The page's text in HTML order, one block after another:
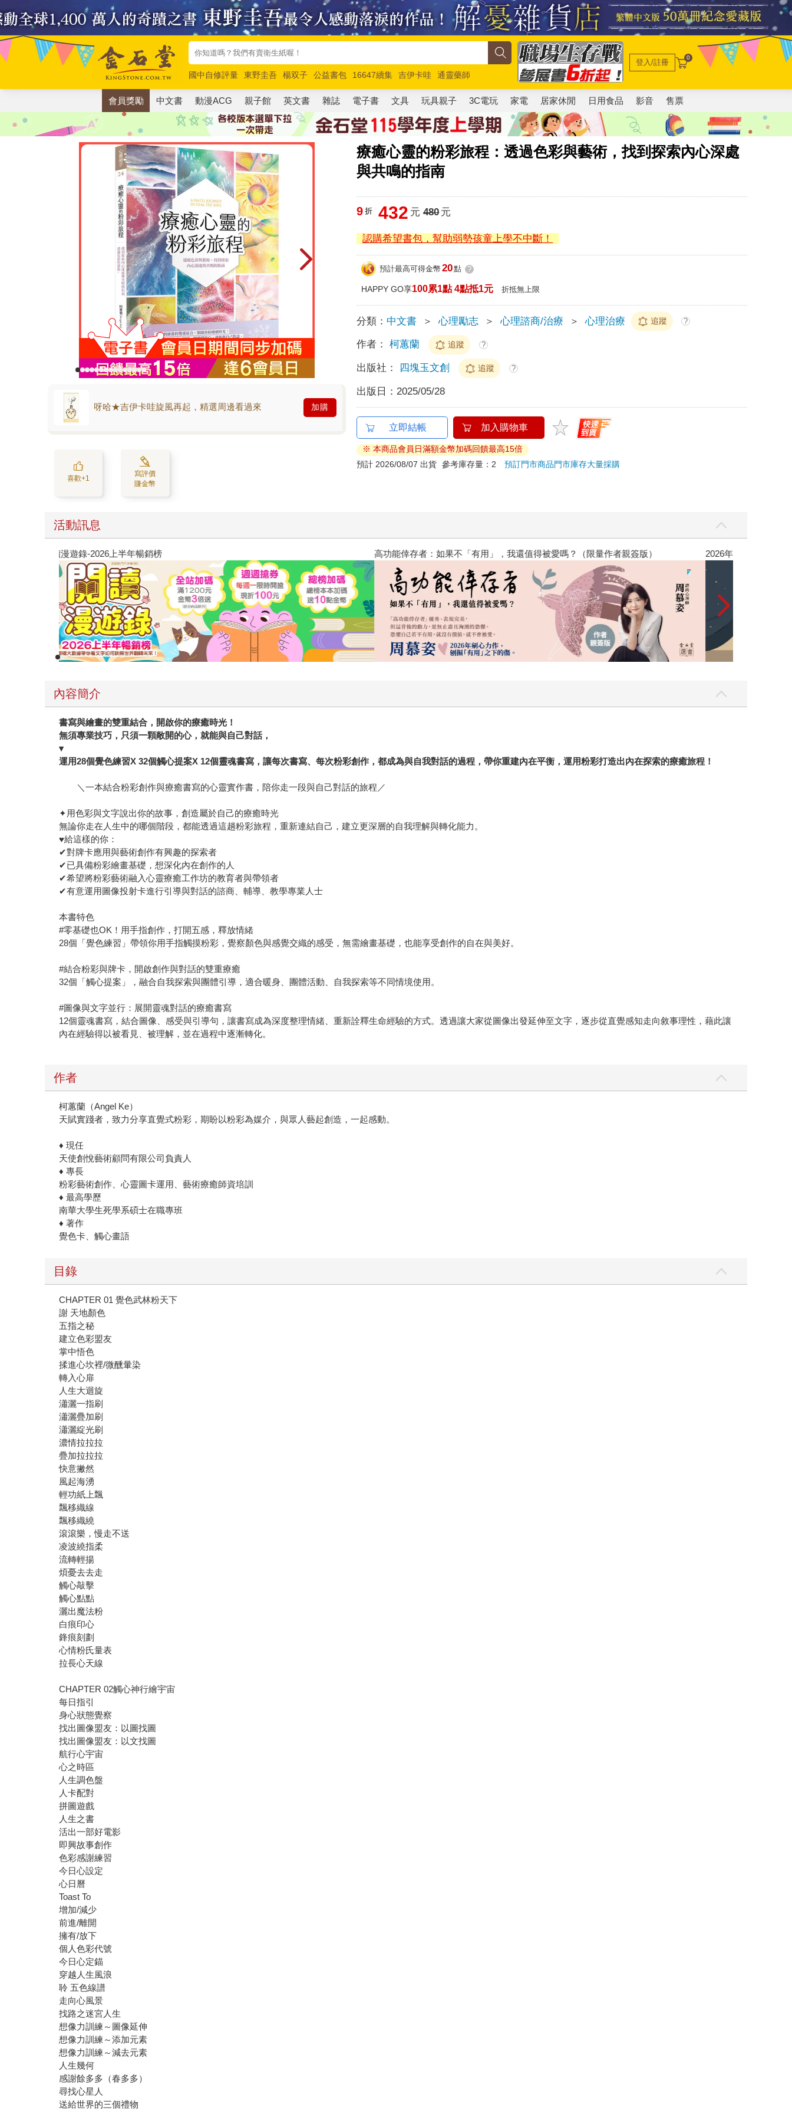
國中自修評量 東野圭吾 楊双子 公益書包 16647續集 吉伊卡哇
通靈藥師
唯紅花綻放
奧德賽 路邊攤新作 馬斯克 玩具總動員5 超慢跑
登入/註冊 0
會員獎勵 中文書 動漫ACG 親子館 英文書 雜誌 電子書 文具 玩具親子 3C電玩 家電 居家休閒 日用食品 影音 售票
療癒心靈的粉彩旅程：透過色彩與藝術，找到探索內心深處
與共鳴的指南
呀哈★吉伊卡哇旋風再起，精選周邊看過來 加購
喜歡+1
寫評價
賺金幣
9 折 432 元 480元
認購希望書包，幫助弱勢孩童上學不中斷！
預計最高可得金幣 20點 ?
HAPPY GO享100累1點 4點抵1元 折抵無上限
分類： 中文書 ＞ 心理勵志 ＞ 心理諮商/治療 ＞ 心理治療 追蹤 ?
作者： 柯蕙蘭 追蹤 ?
出版社： 四塊玉文創 追蹤 ?
出版日： 2025/05/28
立即結帳 加入購物車
※ 本商品會員日滿額金幣加碼回饋最高15倍
預計 2026/08/07 出貨 參考庫存量：2預訂門市商品門市庫存大量採購
活動訊息
閱讀漫遊錄-2026上半年暢銷榜 高功能倖存者：如果不「有用」，我還值得被愛嗎？（限量作者親簽版） 2026年8月金石
內容簡介
書寫與繪畫的雙重結合，開啟你的療癒時光！
無須專業技巧，只須一顆敞開的心，就能與自己對話，
▾
運用28個覺色練習X 32個觸心提案X 12個靈魂書寫，讓每次書寫、每次粉彩創作，都成為與自我對話的過程，帶你重建內在平衡，運用粉彩打造出內在探索的療癒旅程！
＼一本結合粉彩創作與療癒書寫的心靈實作書，陪你走一段與自己對話的旅程／
✦用色彩與文字說出你的故事，創造屬於自己的療癒時光
無論你走在人生中的哪個階段，都能透過這趟粉彩旅程，重新連結自己，建立更深層的自我理解與轉化能力。
♥給這樣的你：
✔對牌卡應用與藝術創作有興趣的探索者
✔已具備粉彩繪畫基礎，想深化內在創作的人
✔希望將粉彩藝術融入心靈療癒工作坊的教育者與帶領者
✔有意運用圖像投射卡進行引導與對話的諮商、輔導、教學專業人士
本書特色
#零基礎也OK！用手指創作，打開五感，釋放情緒
28個「覺色練習」帶領你用手指觸摸粉彩，覺察顏色與感覺交織的感受，無需繪畫基礎，也能享受創作的自在與美好。
#結合粉彩與牌卡，開啟創作與對話的雙重療癒
32個「觸心提案」，融合自我探索與團體引導，適合暖身、團體活動、自我探索等不同情境使用。
#圖像與文字並行：展開靈魂對話的療癒書寫
12個靈魂書寫，結合圖像、感受與引導句，讓書寫成為深度整理情緒、重新詮釋生命經驗的方式。透過讓大家從圖像出發延伸至文字，逐步從直覺感知走向敘事理性，藉此讓
內在經驗得以被看見、被理解，並在過程中逐漸轉化。
作者
柯蕙蘭（Angel Ke）
天賦實踐者，致力分享直覺式粉彩，期盼以粉彩為媒介，與眾人藝起創造，一起感動。
♦ 現任
天使創悅藝術顧問有限公司負責人
♦ 專長
粉彩藝術創作、心靈圖卡運用、藝術療癒師資培訓
♦ 最高學歷
南華大學生死學系碩士在職專班
♦ 著作
覺色卡、觸心畫語
目錄
CHAPTER 01 覺色武林粉天下
謝 天地顏色
五指之秘
建立色彩盟友
掌中悟色
揉進心坎裡/微醺暈染
轉入心扉
人生大迴旋
瀟灑一指刷
瀟灑疊加刷
瀟灑綻光刷
濃情拉拉拉
疊加拉拉拉
快意撇然
風起海湧
輕功紙上飄
飄移織線
飄移織繞
滾滾樂，慢走不送
凌波繞指柔
流轉輕揚
煩憂去去走
觸心敲擊
觸心點點
灑出魔法粉
白痕印心
鋒痕刻劃
心情粉氏量表
拉長心天線
CHAPTER 02觸心神行繪宇宙
每日指引
身心狀態覺察
找出圖像盟友：以圖找圖
找出圖像盟友：以文找圖
航行心宇宙
心之時區
人生調色盤
人卡配對
拼圖遊戲
人生之書
活出一部好電影
即興故事創作
色彩感謝練習
今日心設定
心日曆
Toast To
增加/減少
前進/離開
擁有/放下
個人色彩代號
今日心定錨
穿越人生風浪
聆 五色線譜
走向心風景
找路之迷宮人生
想像力訓練～圖像延伸
想像力訓練～添加元素
想像力訓練～減去元素
人生幾何
感謝餘多多（春多多）
尋找心星人
送給世界的三個禮物